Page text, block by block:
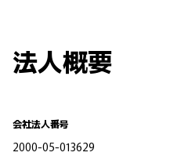
法人概要
会社法人番号
2000-05-013629